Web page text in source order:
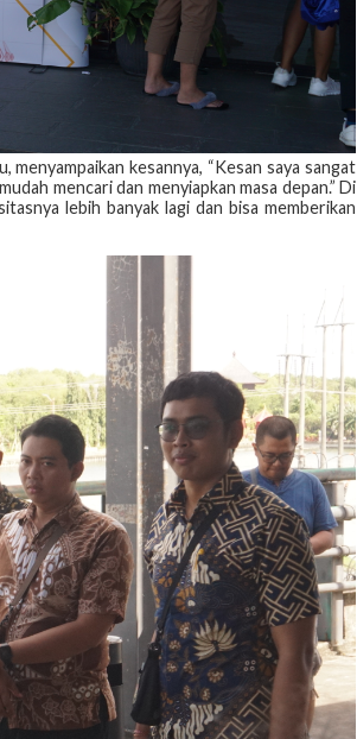
kesannya, “Kesan saya sangat
mencari dan menyiapkan masa depan.” Di
lebih banyak lagi dan bisa memberikan